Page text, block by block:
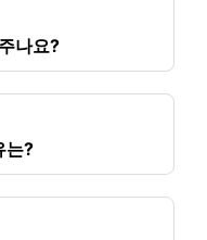
나요?
는?